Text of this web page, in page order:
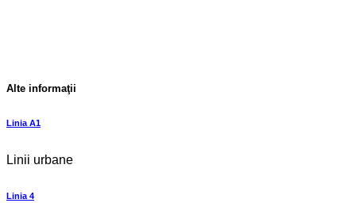
Alte informaţii
Linia A1
Linii urbane
Linia 4